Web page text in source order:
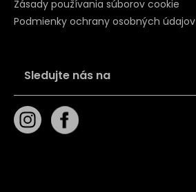
Zásady používania súborov cookie
Podmienky ochrany osobných údajov
Sledujte nás na